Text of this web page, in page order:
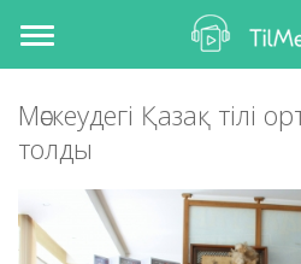
Toggle
navigation
Мәскеудегі Қазақ тілі
толды